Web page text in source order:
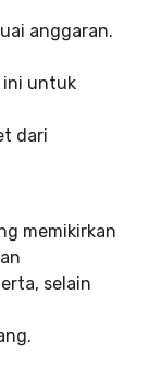
anggaran.
ini untuk
dari
memikirkan
selain